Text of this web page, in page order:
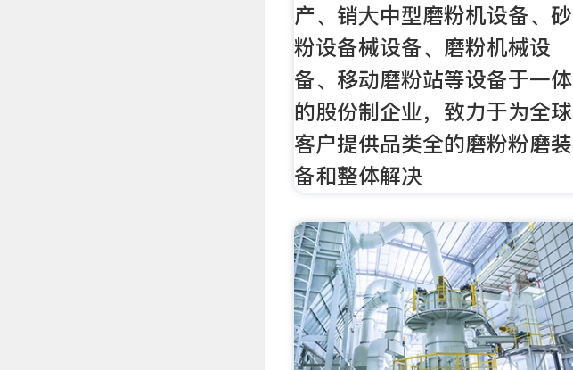
产、销大中型磨粉机设备、砂
粉设备械设备、磨粉机械设
备、移动磨粉站等设备于一体
的股份制企业，致力于为全球
客户提供品类全的磨粉粉磨装
备和整体解决